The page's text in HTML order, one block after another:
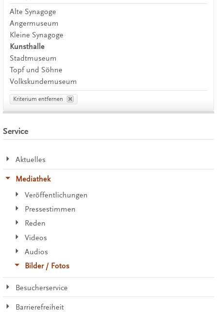
Alte Synagoge
Angermuseum
Kleine Synagoge
Kunsthalle
Stadtmuseum
Topf und Söhne
Volkskundemuseum
Kriterium entfernen
Service
Aktuelles
Mediathek
Veröffentlichungen
Pressestimmen
Reden
Videos
Audios
Bilder / Fotos
Besucherservice
Barrierefreiheit